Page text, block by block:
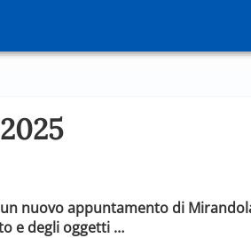
nuovo appuntamento di
e degli oggetti …